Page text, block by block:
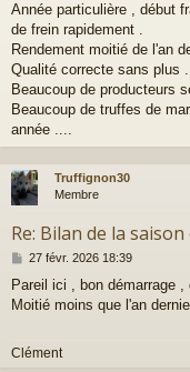
s
s
a
g
Année particulière , début
de frein rapidement .
Rendement moitié de l'an
Qualité correcte sans plus .
Beaucoup de producteurs
Beaucoup de truffes de
année ....
Truffignon30
Membre
Re: Bilan de la
M
s
s
e
27 févr. 2026 18:39
Pareil ici , bon démarrage
Moitié moins que l'an
Clément